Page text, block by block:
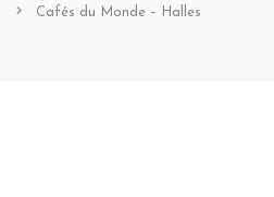
Cafés du Monde – Halles